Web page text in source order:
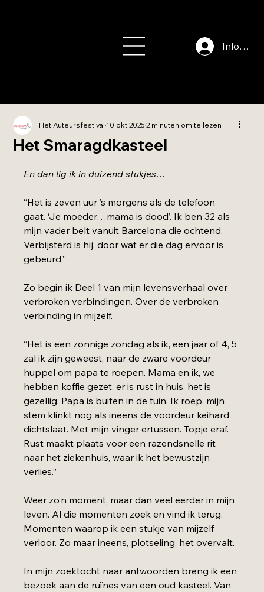
Inloggen
Het Smaragdkasteel
Het Auteursfestival10 okt 20252 minuten om te lezen
En dan lig ik in duizend stukjes…
“Het is zeven uur ’s morgens als de telefoon
gaat. ‘Je moeder…mama is dood’. Ik ben 32 als
mijn vader belt vanuit Barcelona die ochtend.
Verbijsterd is hij, door wat er die dag ervoor is
gebeurd.”
Zo begin ik Deel 1 van mijn levensverhaal over
verbroken verbindingen. Over de verbroken
verbinding in mijzelf.
“Het is een zonnige zondag als ik, een jaar of 4, 5
zal ik zijn geweest, naar de zware voordeur
huppel om papa te roepen. Mama en ik, we
hebben koffie gezet, er is rust in huis, het is
gezellig. Papa is buiten in de tuin. Ik roep, mijn
stem klinkt nog als ineens de voordeur keihard
dichtslaat. Met mijn vinger ertussen. Topje eraf.
Rust maakt plaats voor een razendsnelle rit
naar het ziekenhuis, waar ik het bewustzijn
verlies.”
Weer zo’n moment, maar dan veel eerder in mijn
leven. Al die momenten zoek en vind ik terug.
Momenten waarop ik een stukje van mijzelf
verloor. Zo maar ineens, plotseling, het overvalt.
In mijn zoektocht naar antwoorden breng ik een
bezoek aan de ruïnes van een oud kasteel. Van